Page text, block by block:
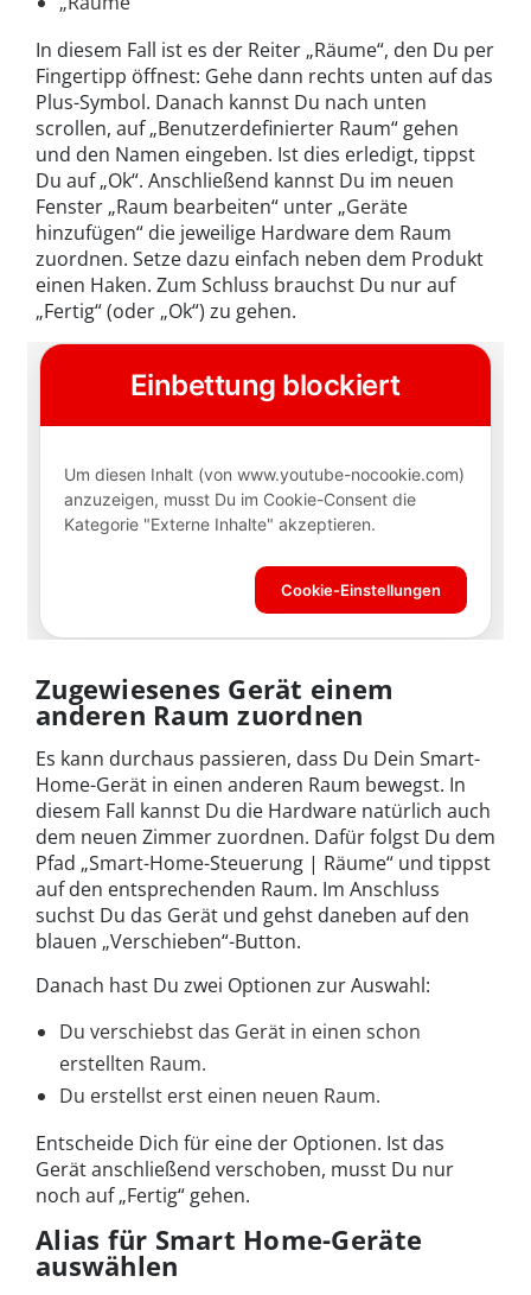
In diesem Fall ist es der Reiter „Räume“, den Du per
Fingertipp öffnest: Gehe dann rechts unten auf das
Plus-Symbol. Danach kannst Du nach unten
scrollen, auf „Benutzerdefinierter Raum“ gehen
und den Namen eingeben. Ist dies erledigt, tippst
Du auf „Ok“. Anschließend kannst Du im neuen
Fenster „Raum bearbeiten“ unter „Geräte
hinzufügen“ die jeweilige Hardware dem Raum
zuordnen. Setze dazu einfach neben dem Produkt
einen Haken. Zum Schluss brauchst Du nur auf
„Fertig“ (oder „Ok“) zu gehen.
Zugewiesenes Gerät einem
anderen Raum zuordnen
Es kann durchaus passieren, dass Du Dein Smart-
Home-Gerät in einen anderen Raum bewegst. In
diesem Fall kannst Du die Hardware natürlich auch
dem neuen Zimmer zuordnen. Dafür folgst Du dem
Pfad „Smart-Home-Steuerung | Räume“ und tippst
auf den entsprechenden Raum. Im Anschluss
suchst Du das Gerät und gehst daneben auf den
blauen „Verschieben“-Button.
Danach hast Du zwei Optionen zur Auswahl:
Du verschiebst das Gerät in einen schon
erstellten Raum.
Du erstellst erst einen neuen Raum.
Entscheide Dich für eine der Optionen. Ist das
Gerät anschließend verschoben, musst Du nur
noch auf „Fertig“ gehen.
Alias für Smart Home-Geräte
auswählen